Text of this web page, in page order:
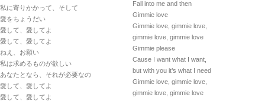
私に寄りかかって、そして
愛をちょうだい
愛して、愛してよ
愛して、愛してよ
ねえ、お願い
私は求めるものが欲しい
あなたとなら、それが必要なの
愛して、愛してよ
愛して、愛してよ
Fall into me and then
Gimmie love
Gimmie love, gimmie love,
gimmie love, gimmie love
Gimmie please
Cause I want what I want,
but with you it’s what I need
Gimmie love, gimmie love,
gimmie love, gimmie love